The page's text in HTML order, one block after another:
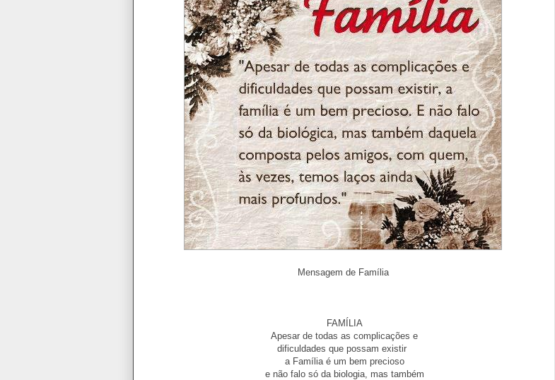
Mensagem de Família
FAMÍLIA
Apesar de todas as complicações e
dificuldades que possam existir
a Família é um bem precioso
e não falo só da biologia, mas também